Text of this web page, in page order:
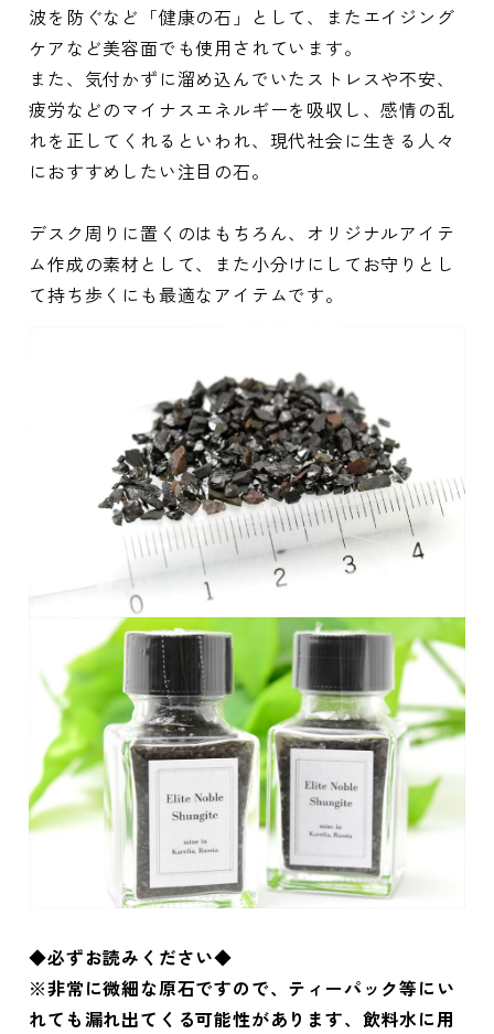
波を防ぐなど「健康の石」として、またエイジング
ケアなど美容面でも使用されています。
また、気付かずに溜め込んでいたストレスや不安、
疲労などのマイナスエネルギーを吸収し、感情の乱
れを正してくれるといわれ、現代社会に生きる人々
におすすめしたい注目の石。
デスク周りに置くのはもちろん、オリジナルアイテ
ム作成の素材として、また小分けにしてお守りとし
て持ち歩くにも最適なアイテムです。
◆必ずお読みください◆
※非常に微細な原石ですので、ティーパック等にい
れても漏れ出てくる可能性があります、飲料水に用